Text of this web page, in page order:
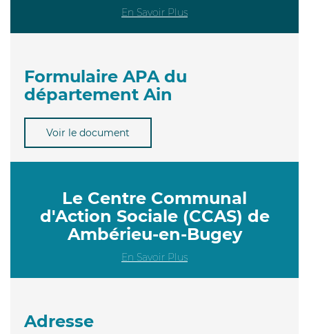
En Savoir Plus
Formulaire APA du
département Ain
Voir le document
Le Centre Communal
d'Action Sociale (CCAS) de
Ambérieu-en-Bugey
En Savoir Plus
Adresse